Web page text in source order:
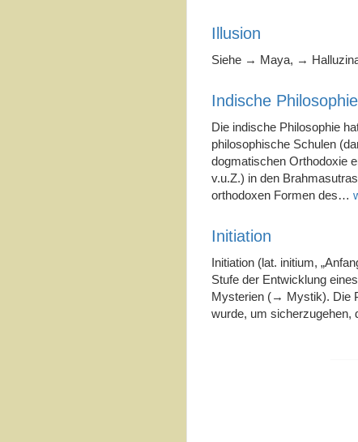
Illusion
Siehe → Maya, →
Indische Philosophie
Die indische Philosophie
philosophische Schulen
dogmatischen Orthodoxie
v.u.Z.) in den
orthodoxen Formen des…
Initiation
Initiation (lat. initium,
Stufe der Entwicklung
Mysterien (→ Mystik). Die
wurde, um sicherzugehen,